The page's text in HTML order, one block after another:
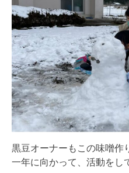
黒豆オーナーもこの味噌作
一年に向かって、活動をし